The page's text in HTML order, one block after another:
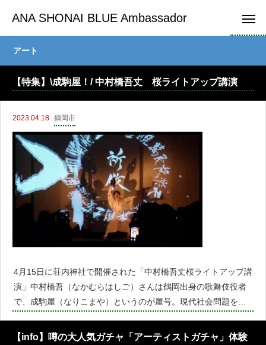
ANA SHONAI BLUE Ambassador
アート
【特集】\成駒屋！/ 中村橋吾丈 桜ライトアップ講演
2023.04.18 鶴岡市
4月15日に荘内神社で開催された「中村橋吾丈桜ライトアップ講
演」中村橋吾（なかむらはしご）さんは鶴岡出身の歌舞伎役者
で、成駒屋（なりこまや）というのが屋号。現代社会問題をテ
3日の「酒田FM shonai showtime」にもゲスト出演を
【info】噂の大人気ガチャ「アーティストガチャ」体験